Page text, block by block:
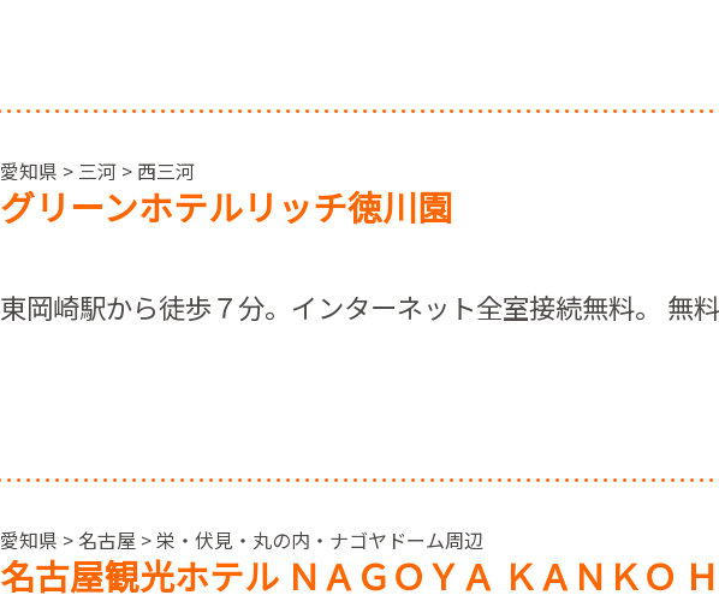
愛知県 > 三河 > 西三河
グリーンホテルリッチ徳川園
東岡崎駅から徒歩７分。インターネット全室接続無料。 無
愛知県 > 名古屋 > 栄・伏見・丸の内・ナゴヤドーム周辺
名古屋観光ホテル ＮＡＧＯＹＡ ＫＡＮＫＯ